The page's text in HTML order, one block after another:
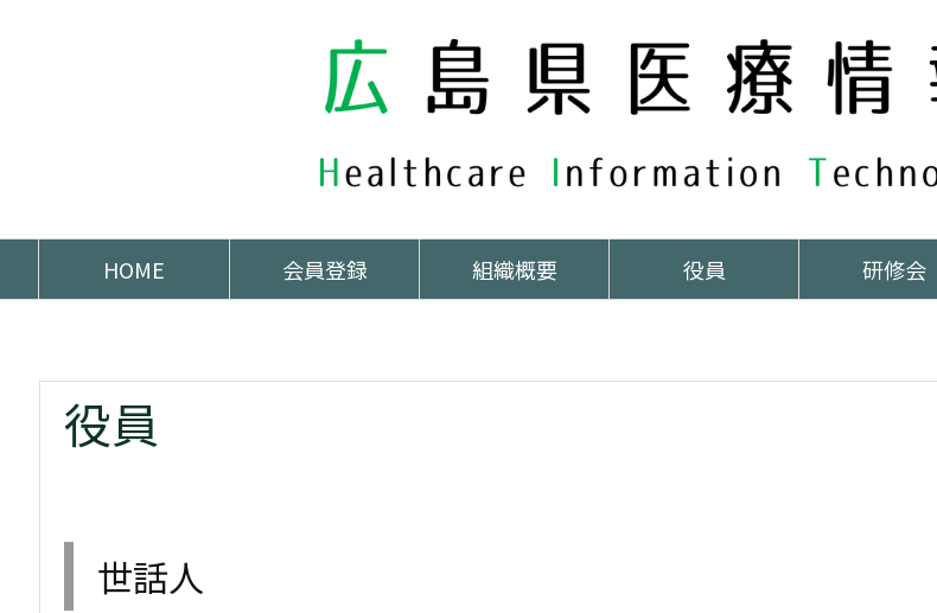
HOME 会員登録 組織概要 役員 研修会
役員
世話人